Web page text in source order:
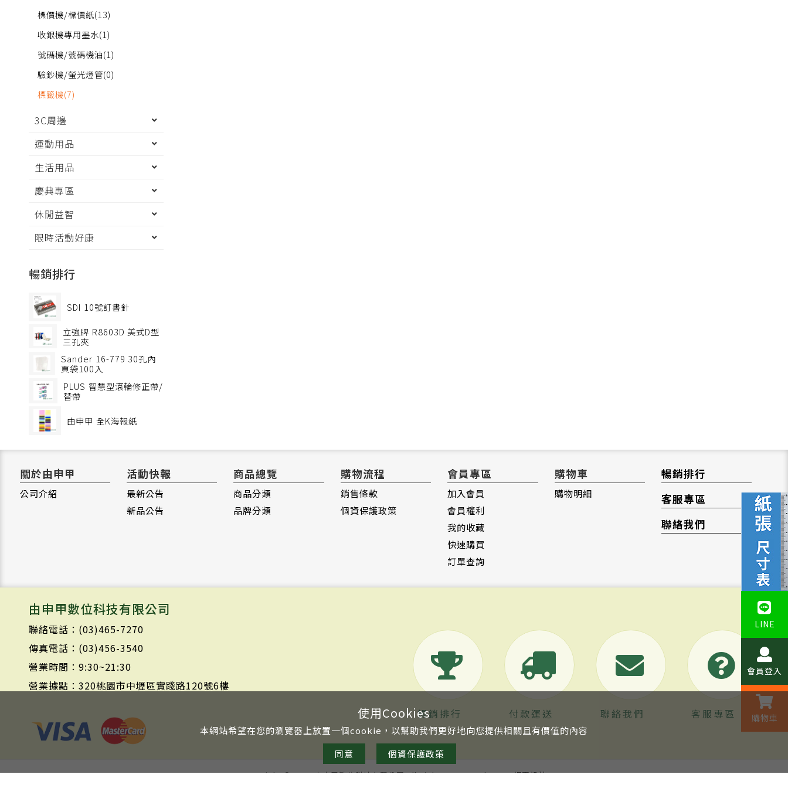
標價機/標價紙(13)
收銀機專用墨水(1)
號碼機/號碼機油(1)
驗鈔機/螢光燈管(0)
標籤機(7)
3C周邊
運動用品
生活用品
慶典專區
休閒益智
限時活動好康
暢銷排行
SDI 10號訂書針
立強牌 R8603D 美式D型
三孔夾
Sander 16-779 30孔內
頁袋100入
PLUS 智慧型滾輪修正帶/
替帶
由申甲 全K海報紙
關於由申甲
公司介紹
活動快報
最新公告
新品公告
商品總覽
商品分類
品牌分類
購物流程
銷售條款
個資保護政策
會員專區
加入會員
會員權利
我的收藏
快速購買
訂單查詢
購物車
購物明細
暢銷排行
客服專區
聯絡我們
由申甲數位科技有限公司
聯絡電話：(03)465-7270
傳真電話：(03)456-3540
營業時間：9:30~21:30
營業據點：320桃園市中壢區實踐路120號6樓
暢銷排行
付款運送 聯絡我們 客服專區
Copyright © 2020 由申甲數位科技有限公司 All Rights Reserved.TSG 網頁設計
LINE
會員登入
購物車
使用Cookies
本網站希望在您的瀏覽器上放置一個cookie，以幫助我們更好地向您提供相關且有價值的內容
同意
個資保護政策